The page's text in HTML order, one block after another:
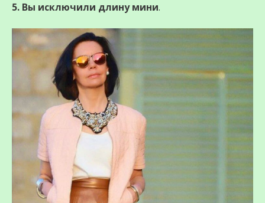
5. Вы исключили длину мини.